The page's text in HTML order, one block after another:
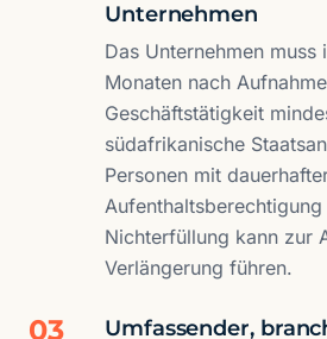
Unternehmen
Das Unternehmen muss
Monaten nach
Geschäftstätigkeit
südafrikanische
Personen mit
Nichterfüllung kann zur
Verlängerung führen.
03 Umfassender,